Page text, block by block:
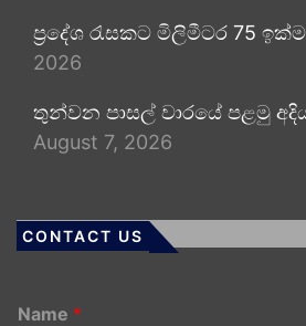
ප්‍රදේශ රැසකට මිලිමීටර 75
2026
තුන්වන පාසල් වාරයේ පළමු
August 7, 2026
CONTACT US
Name *